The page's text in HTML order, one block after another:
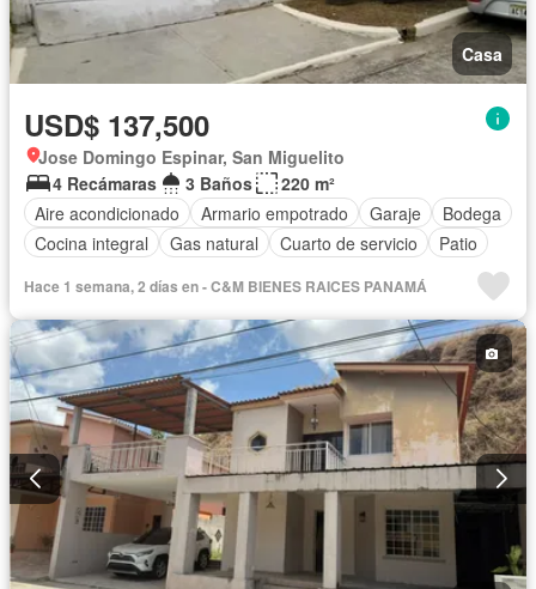
Casa
USD$ 137,500
Jose Domingo Espinar, San Miguelito
4 Recámaras
3 Baños
220 m²
Aire acondicionado
Armario empotrado Garaje
Bodega
Cocina integral
Gas natural Cuarto de servicio Patio
Hace 1 semana, 2 días en - C&M BIENES RAICES PANAMÁ